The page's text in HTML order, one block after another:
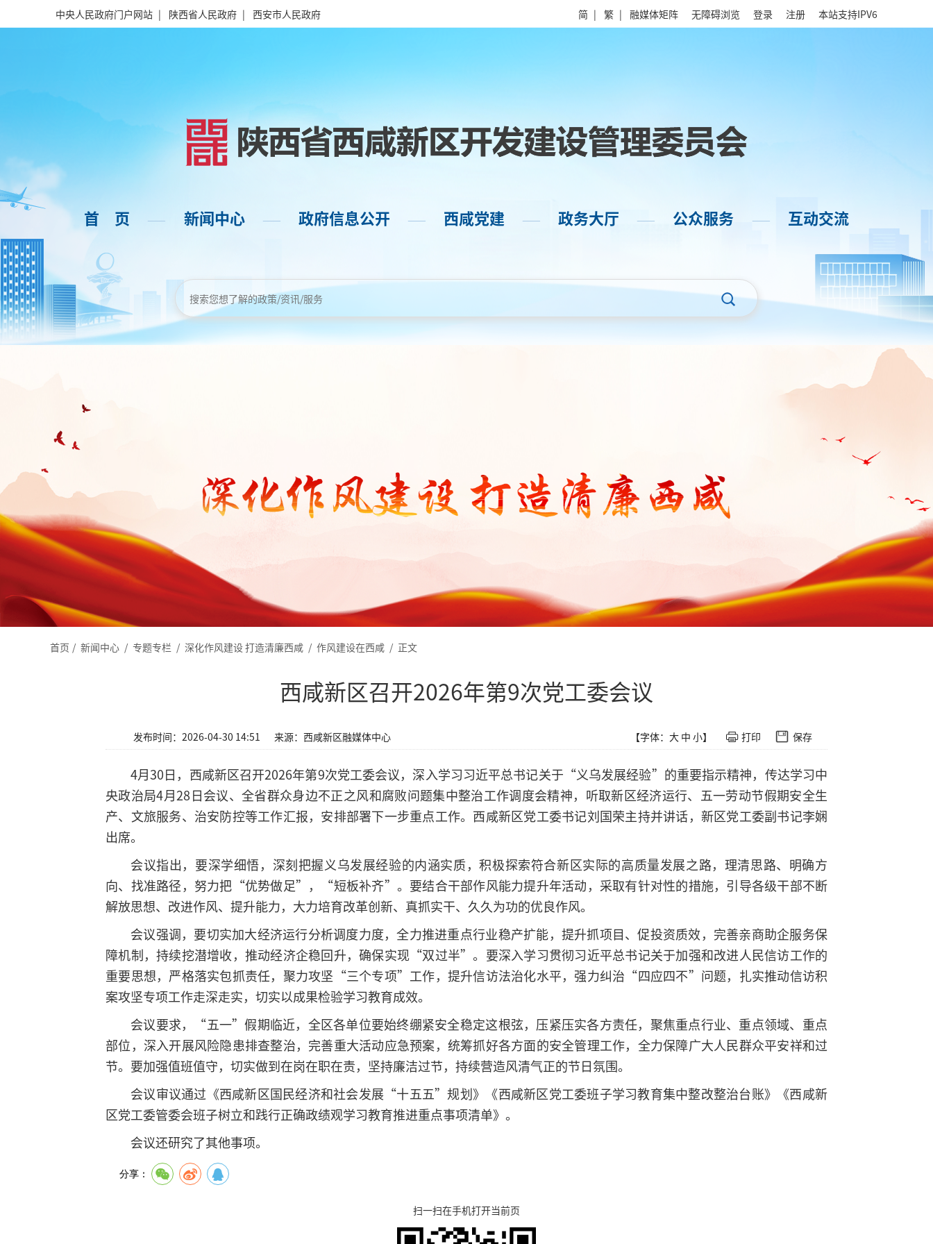
中央人民政府门户网站 | 陕西省人民政府 | 西安市人民政府 简 | 繁 | 融媒体矩阵 无障碍浏览 登录 注册 本站支持IPV6
首 页 —— 新闻中心 —— 政府信息公开 —— 西咸党建 —— 政务大厅 —— 公众服务 —— 互动交流
首页 / 新闻中心 / 专题专栏 / 深化作风建设 打造清廉西咸 / 作风建设在西咸 / 正文
西咸新区召开2026年第9次党工委会议
发布时间：2026-04-30 14:51 来源：西咸新区融媒体中心 【字体： 大 中 小】 打印 保存
4月30日，西咸新区召开2026年第9次党工委会议，深入学习习近平总书记关于“义乌发展经验”的重要指示精神，传达学习中
央政治局4月28日会议、全省群众身边不正之风和腐败问题集中整治工作调度会精神，听取新区经济运行、五一劳动节假期安全生
产、文旅服务、治安防控等工作汇报，安排部署下一步重点工作。西咸新区党工委书记刘国荣主持并讲话，新区党工委副书记李娴
出席。
会议指出，要深学细悟，深刻把握义乌发展经验的内涵实质，积极探索符合新区实际的高质量发展之路，理清思路、明确方
向、找准路径，努力把“优势做足”，“短板补齐”。要结合干部作风能力提升年活动，采取有针对性的措施，引导各级干部不断
解放思想、改进作风、提升能力，大力培育改革创新、真抓实干、久久为功的优良作风。
会议强调，要切实加大经济运行分析调度力度，全力推进重点行业稳产扩能，提升抓项目、促投资质效，完善亲商助企服务保
障机制，持续挖潜增收，推动经济企稳回升，确保实现“双过半”。要深入学习贯彻习近平总书记关于加强和改进人民信访工作的
重要思想，严格落实包抓责任，聚力攻坚“三个专项”工作，提升信访法治化水平，强力纠治“四应四不”问题，扎实推动信访积
案攻坚专项工作走深走实，切实以成果检验学习教育成效。
会议要求，“五一”假期临近，全区各单位要始终绷紧安全稳定这根弦，压紧压实各方责任，聚焦重点行业、重点领域、重点
部位，深入开展风险隐患排查整治，完善重大活动应急预案，统筹抓好各方面的安全管理工作，全力保障广大人民群众平安祥和过
节。要加强值班值守，切实做到在岗在职在责，坚持廉洁过节，持续营造风清气正的节日氛围。
会议审议通过《西咸新区国民经济和社会发展“十五五”规划》《西咸新区党工委班子学习教育集中整改整治台账》《西咸新
区党工委管委会班子树立和践行正确政绩观学习教育推进重点事项清单》。
会议还研究了其他事项。
分享：
扫一扫在手机打开当前页